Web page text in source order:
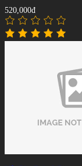
520,000đ